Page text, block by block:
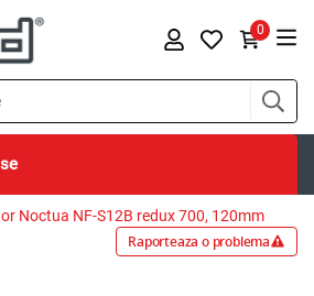
0
Noctua NF-S12B redux 700, 120mm
Raporteaza o problema